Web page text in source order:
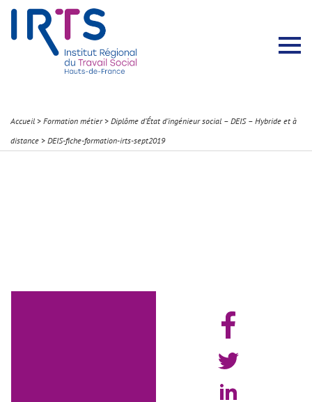
Accueil > Formation métier> Diplôme d’État d’ingénieur social – DEIS – Hybride et à
distance > DEIS-fiche-formation-irts-sept2019